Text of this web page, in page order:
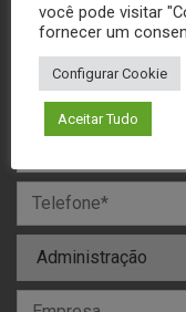
MANDE SUA
você pode visitar
fornecer um
Configurar Cookie
Aceitar Tudo